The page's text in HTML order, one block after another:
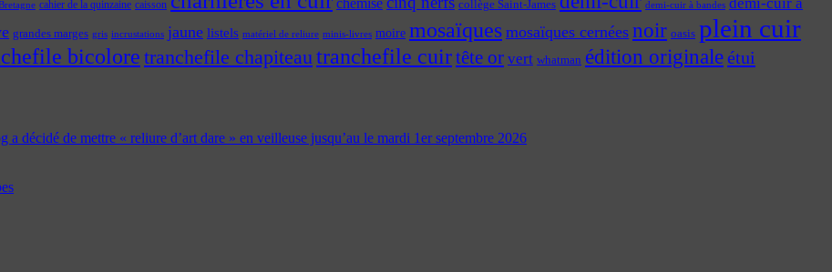
cahier de la quinzaine caisson chemise collège Saint-James demi-cuir à bandes
grandes marges gris incrustations jaune listels matériel de reliure minis-livres moire mosaïques mosaïques cernées noir oasis plein cuir
bicolore tranchefile chapiteautranchefile cuirtête or vert whatman édition originaleétui
décidé de mettre « reliure d’art dare » en veilleuse jusqu’au le mardi 1er septembre 2026